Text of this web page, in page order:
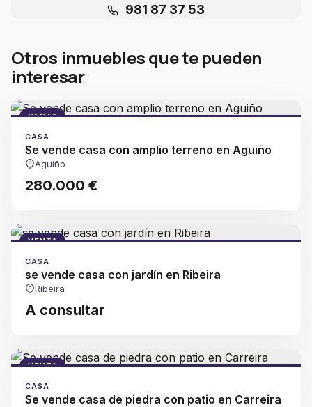
981 87 37 53
Otros inmuebles que te pueden
interesar
VENTA
CASA
Se vende casa con amplio terreno en Aguiño
Aguiño
280.000 €
VENTA
CASA
se vende casa con jardín en Ribeira
Ribeira
A consultar
VENTA
CASA
Se vende casa de piedra con patio en Carreira